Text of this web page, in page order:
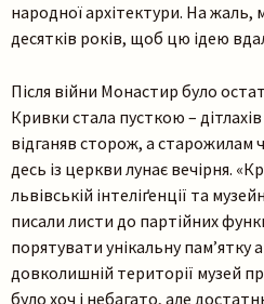
Пошук
народної архітектури. На жаль,
десятків років, щоб цю ідею
Після війни Монастир було
Кривки стала пусткою –
відганяв сторож, а старожилам
десь із церкви лунає вечірня.
львівській інтеліґенції та
писали листи до партійних
порятувати унікальну пам’ятку
довколишній території музей
було хоч і небагато, але